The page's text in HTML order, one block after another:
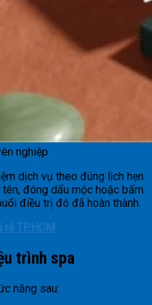
nghiệp
dịch vụ theo đúng lịch hẹn
đóng dấu mộc hoặc bấm
điều trị đó đã hoàn thành.
TP.HCM
trình spa
năng sau: